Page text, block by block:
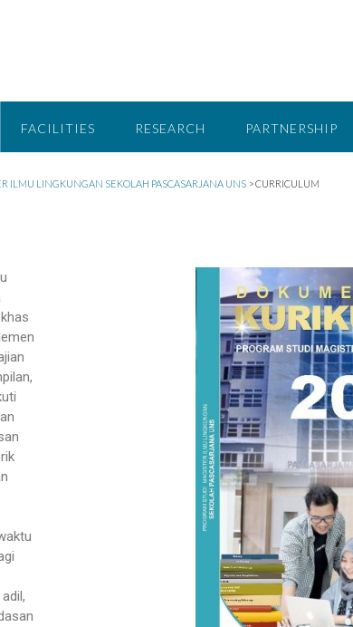
FACILITIES RESEARCH PARTNERSHIP
ILMU LINGKUNGAN SEKOLAH PASCASARJANA UNS >CURRICULUM